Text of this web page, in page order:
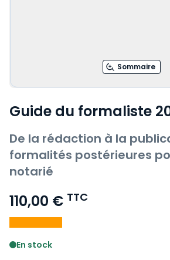
Sommaire
Guide du formaliste
De la rédaction à la
formalités postérieures
notarié
110,00 € TTC
Voir le détail des avis
En stock